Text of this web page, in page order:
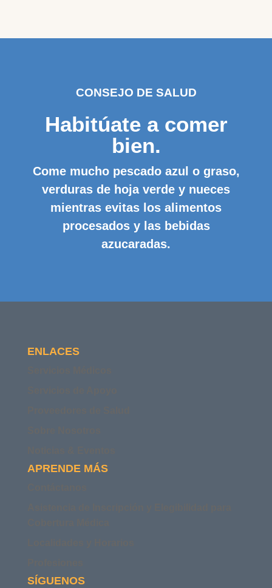
CONSEJO DE SALUD
Habitúate a comer
bien.
Come mucho pescado azul o graso,
verduras de hoja verde y nueces
mientras evitas los alimentos
procesados ​​y las bebidas
azucaradas.
ENLACES
APRENDE MÁS
SÍGUENOS